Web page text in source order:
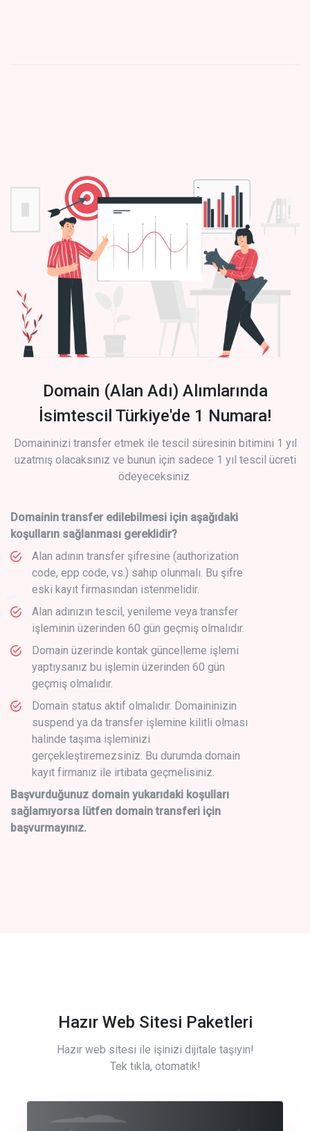
Domain (Alan Adı) Alımlarında
İsimtescil Türkiye'de 1 Numara!
Domaininizi transfer etmek ile tescil süresinin bitimini 1 yıl
uzatmış olacaksınız ve bunun için sadece 1 yıl tescil ücreti
ödeyeceksiniz.
Domainin transfer edilebilmesi için aşağıdaki
koşulların sağlanması gereklidir?
Alan adının transfer şifresine (authorization
code, epp code, vs.) sahip olunmalı. Bu şifre
eski kayıt firmasından istenmelidir.
Alan adınızın tescil, yenileme veya transfer
işleminin üzerinden 60 gün geçmiş olmalıdır.
Domain üzerinde kontak güncelleme işlemi
yaptıysanız bu işlemin üzerinden 60 gün
geçmiş olmalıdır.
Domain status aktif olmalıdır. Domaininizin
suspend ya da transfer işlemine kilitli olması
halinde taşıma işleminizi
gerçekleştiremezsiniz. Bu durumda domain
kayıt firmanız ile irtibata geçmelisiniz.
Başvurduğunuz domain yukarıdaki koşulları
sağlamıyorsa lütfen domain transferi için
başvurmayınız.
Hazır Web Sitesi Paketleri
Hazır web sitesi ile işinizi dijitale taşıyın!
Tek tıkla, otomatik!